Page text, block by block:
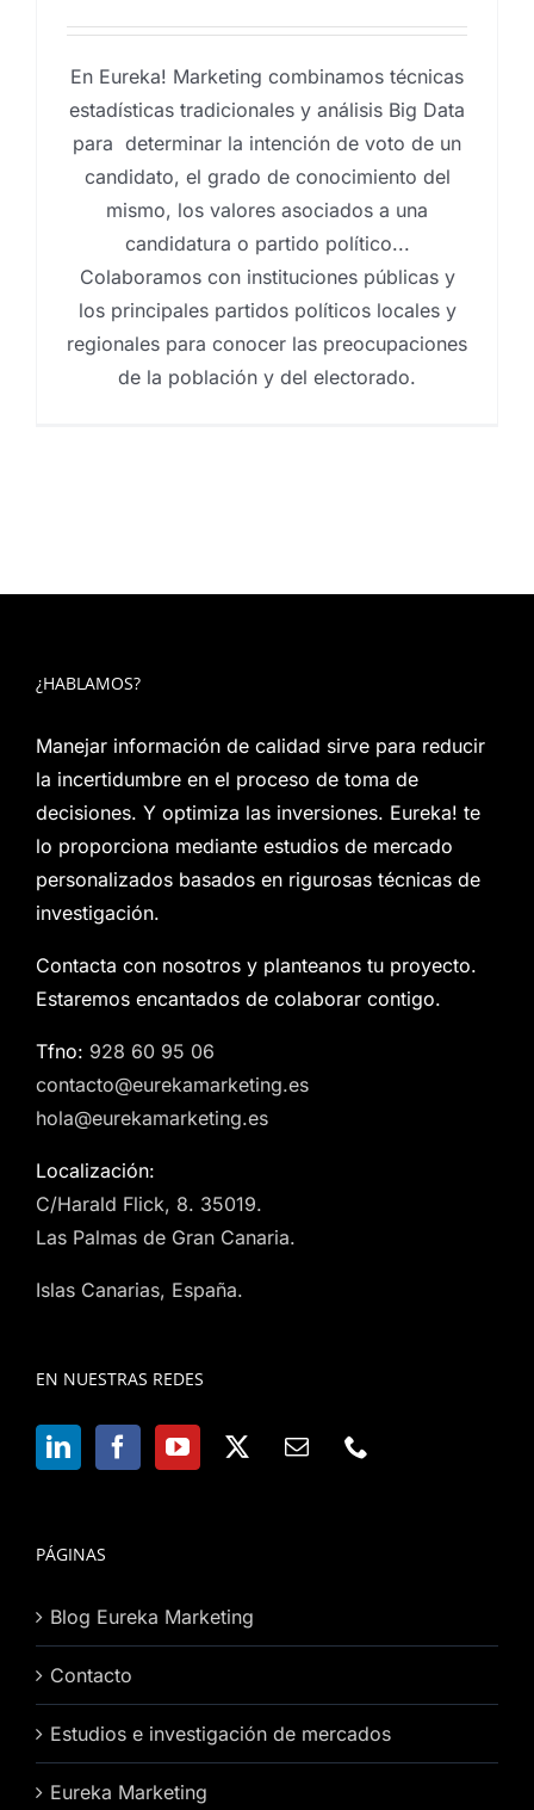
En Eureka! Marketing combinamos técnicas
estadísticas tradicionales y análisis Big Data
para determinar la intención de voto de un
candidato, el grado de conocimiento del
mismo, los valores asociados a una
candidatura o partido político...
Colaboramos con instituciones públicas y
los principales partidos políticos locales y
regionales para conocer las preocupaciones
de la población y del electorado.
¿HABLAMOS?
Manejar información de calidad sirve para reducir
la incertidumbre en el proceso de toma de
decisiones. Y optimiza las inversiones. Eureka! te
lo proporciona mediante estudios de mercado
personalizados basados en rigurosas técnicas de
investigación.
Contacta con nosotros y planteanos tu proyecto.
Estaremos encantados de colaborar contigo.
Tfno: 928 60 95 06
contacto@eurekamarketing.es
hola@eurekamarketing.es
Localización:
C/Harald Flick, 8. 35019.
Las Palmas de Gran Canaria.
Islas Canarias, España.
EN NUESTRAS REDES
PÁGINAS
Blog Eureka Marketing
Contacto
Estudios e investigación de mercados
Eureka Marketing